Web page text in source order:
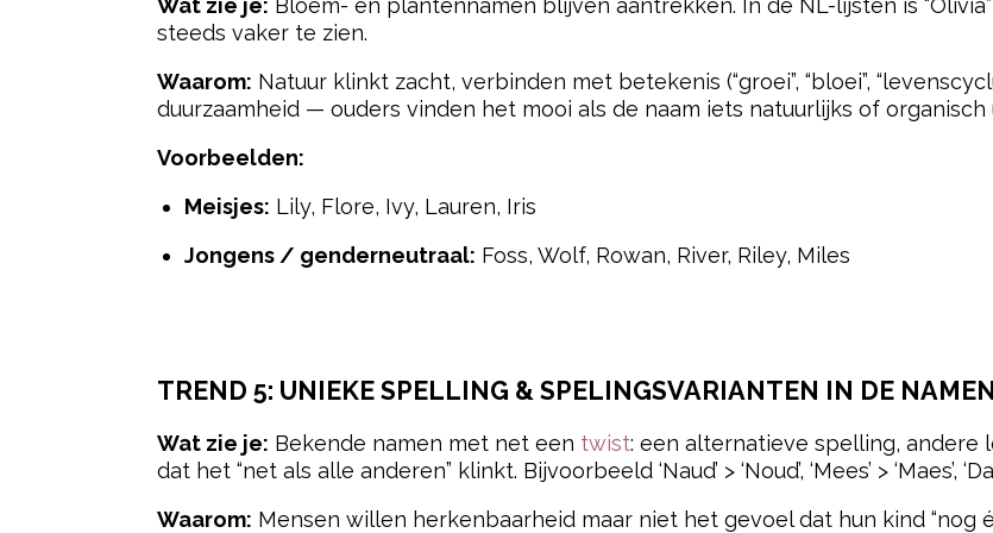
steeds vaker te zien.
Waarom: Natuur klinkt zacht, verbinden met betekenis (“groei”, “bloei”,
duurzaamheid — ouders vinden het mooi als de naam iets natuurlijks of organisch
Voorbeelden:
Meisjes: Lily, Flore, Ivy, Lauren, Iris
Jongens / genderneutraal: Foss, Wolf, Rowan, River, Riley, Miles
TREND 5: UNIEKE SPELLING & SPELINGSVARIANTEN IN DE
Wat zie je: Bekende namen met net een twist: een alternatieve spelling, andere
dat het “net als alle anderen” klinkt. Bijvoorbeeld ‘Naud’ > ‘Noud’, ‘Mees’ > ‘Maes’,
Waarom: Mensen willen herkenbaarheid maar niet het gevoel dat hun kind “nog